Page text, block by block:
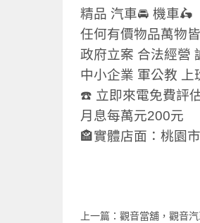
精品 汽車​🚘 機車🛵
任何有價物品萬物
政府立案 合法經營
中小企業 軍公教 上
☎️ 立即來電免費評
月息每萬元200元
🏤實體店面：桃園
上一篇： 觀音當舖，觀音